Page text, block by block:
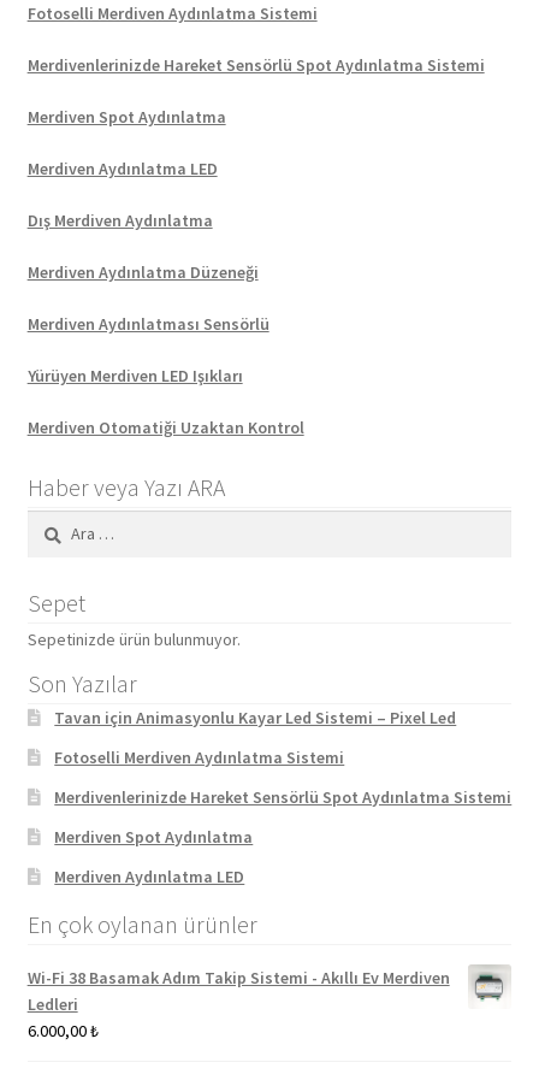
Fotoselli Merdiven Aydınlatma Sistemi
Merdivenlerinizde Hareket Sensörlü Spot Aydınlatma Sistemi
Merdiven Spot Aydınlatma
Merdiven Aydınlatma LED
Dış Merdiven Aydınlatma
Merdiven Aydınlatma Düzeneği
Merdiven Aydınlatması Sensörlü
Yürüyen Merdiven LED Işıkları
Merdiven Otomatiği Uzaktan Kontrol
Haber veya Yazı ARA
Sepet
Sepetinizde ürün bulunmuyor.
Son Yazılar
Tavan için Animasyonlu Kayar Led Sistemi – Pixel Led
Fotoselli Merdiven Aydınlatma Sistemi
Merdivenlerinizde Hareket Sensörlü Spot Aydınlatma Sistemi
Merdiven Spot Aydınlatma
Merdiven Aydınlatma LED
En çok oylanan ürünler
Wi-Fi 38 Basamak Adım Takip Sistemi - Akıllı Ev Merdiven
Ledleri
6.000,00₺